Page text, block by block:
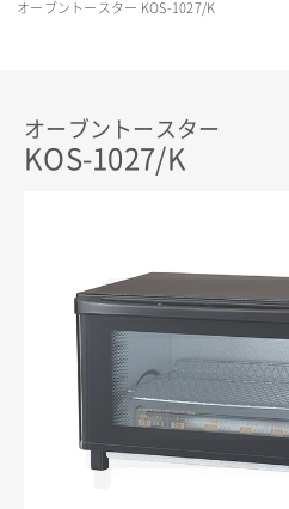
オーブントースター KOS-1027/K
オーブントースター
KOS-1027/K